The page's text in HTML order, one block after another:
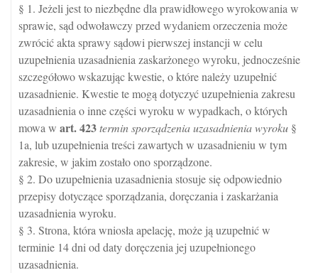
§ 1. Jeżeli jest to niezbędne dla prawidłowego wyrokowania w
sprawie, sąd odwoławczy przed wydaniem orzeczenia może
zwrócić akta sprawy sądowi pierwszej instancji w celu
uzupełnienia uzasadnienia zaskarżonego wyroku, jednocześnie
szczegółowo wskazując kwestie, o które należy uzupełnić
uzasadnienie. Kwestie te mogą dotyczyć uzupełnienia zakresu
uzasadnienia o inne części wyroku w wypadkach, o których
mowa w art.423termin sporządzenia uzasadnienia wyroku §
1a, lub uzupełnienia treści zawartych w uzasadnieniu w tym
zakresie, w jakim zostało ono sporządzone.
§ 2. Do uzupełnienia uzasadnienia stosuje się odpowiednio
przepisy dotyczące sporządzania, doręczania i zaskarżania
uzasadnienia wyroku.
§ 3. Strona, która wniosła apelację, może ją uzupełnić w
terminie 14 dni od daty doręczenia jej uzupełnionego
uzasadnienia.